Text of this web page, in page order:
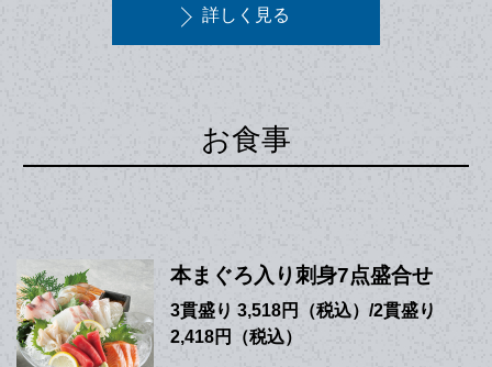
詳しく見る
お食事
本まぐろ入り刺身7点盛合せ
3貫盛り 3,518円（税込）/2貫盛り
2,418円（税込）